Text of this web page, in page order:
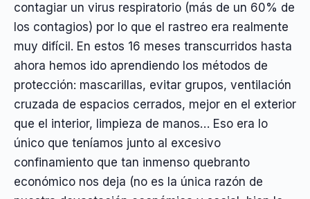
contagiar un virus respiratorio (más de un 60% de
los contagios) por lo que el rastreo era realmente
muy difícil. En estos 16 meses transcurridos hasta
ahora hemos ido aprendiendo los métodos de
protección: mascarillas, evitar grupos, ventilación
cruzada de espacios cerrados, mejor en el exterior
que el interior, limpieza de manos… Eso era lo
único que teníamos junto al excesivo
confinamiento que tan inmenso quebranto
económico nos deja (no es la única razón de